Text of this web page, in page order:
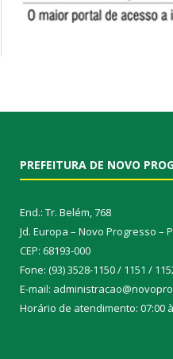
PREFEITURA DE NOVO
End.: Tr. Belém, 768
Jd. Europa – Novo Progresso –
CEP: 68193-000
Fone: (93) 3528-1150 / 1151 /
E-mail:
Horário de atendimento: 07:00